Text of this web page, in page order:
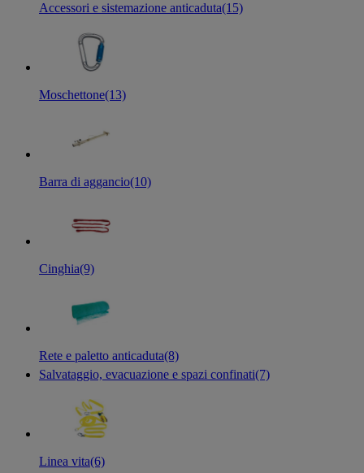
Accessori e sistemazione anticaduta(15)
Moschettone(13)
Barra di aggancio(10)
Cinghia(9)
Rete e paletto anticaduta(8)
Salvataggio, evacuazione e spazi confinati(7)
Linea vita(6)